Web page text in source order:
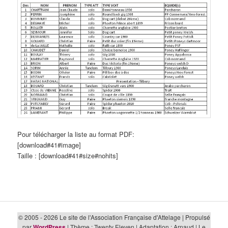
Pour télécharger la liste au format PDF:
[download#41#image]
Taille : [download#41#size#nohits]
© 2005 - 2026 Le site de l'Association Française d'Attelage | Propulsé